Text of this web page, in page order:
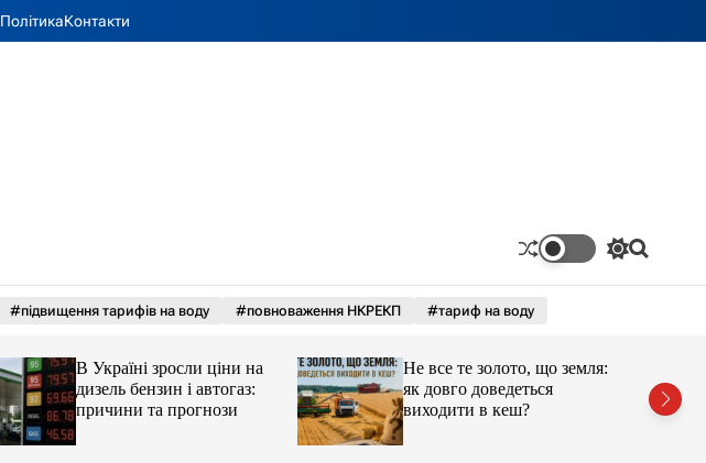
ПолітикаКонтакти
П
к
П
#підвищення тарифів на воду #повноваження НКРЕКП #тариф на воду
В Україні зросли ціни на
дизель бензин і автогаз:
причини та прогнози
Не все те золото, що земля:
як довго доведеться
виходити в кеш?